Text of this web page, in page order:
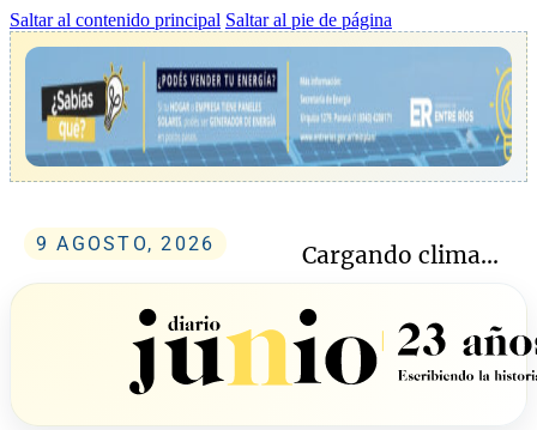
Saltar al contenido principal Saltar al pie de página
9 AGOSTO, 2026 Cargando clima...